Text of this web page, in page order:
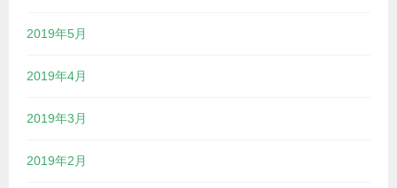
2019年5月
2019年4月
2019年3月
2019年2月